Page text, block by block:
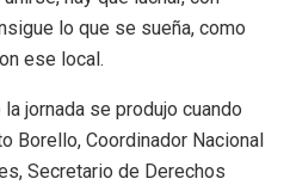
lo que se sueña, como
ese local.
jornada se produjo cuando
Borello, Coordinador Nacional
Secretario de Derechos